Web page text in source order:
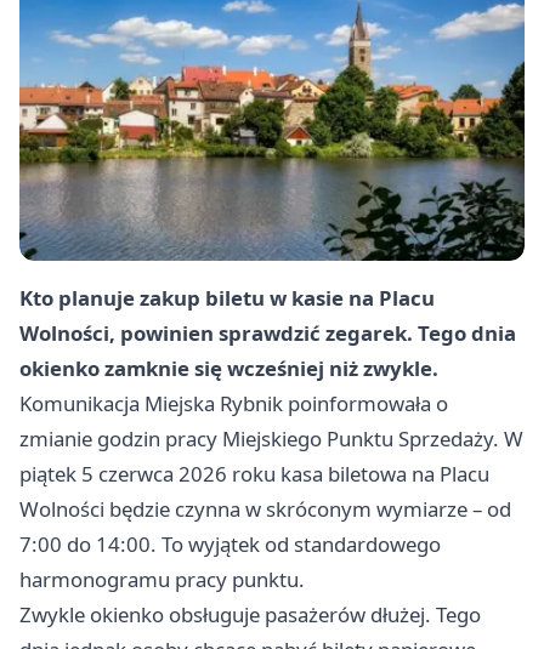
Kto planuje zakup biletu w kasie na Placu
Wolności, powinien sprawdzić zegarek. Tego dnia
okienko zamknie się wcześniej niż zwykle.
Komunikacja Miejska Rybnik poinformowała o
zmianie godzin pracy Miejskiego Punktu Sprzedaży. W
piątek 5 czerwca 2026 roku kasa biletowa na Placu
Wolności będzie czynna w skróconym wymiarze – od
7:00 do 14:00. To wyjątek od standardowego
harmonogramu pracy punktu.
Zwykle okienko obsługuje pasażerów dłużej. Tego